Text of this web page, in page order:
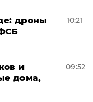
дроны
10:21
и
дома,
09:52